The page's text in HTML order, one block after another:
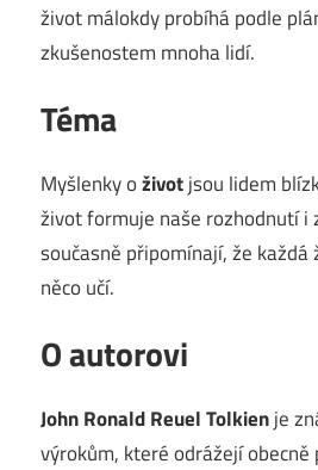
život málokdy probíhá podle
zkušenostem mnoha lidí.
Téma
Myšlenky oživotjsou lidem
život formuje naše rozhodnutí i
současně připomínají, že
něco učí.
O autorovi
John Ronald Reuel Tolkienje
výrokům, které odrážejí obecně